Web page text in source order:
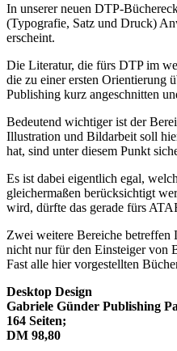
In unserer neuen DTP-
(Typografie, Satz und Druck)
erscheint.
Die Literatur, die fürs DTP im
die zu einer ersten Orientierung
Publishing kurz angeschnitten
Bedeutend wichtiger ist der
Illustration und Bildarbeit soll
hat, sind unter diesem Punkt
Es ist dabei eigentlich egal,
gleichermaßen berücksichtigt
wird, dürfte das gerade fürs
Zwei weitere Bereiche betreffen
nicht nur für den Einsteiger von
Fast alle hier vorgestellten
Desktop Design
Gabriele Günder Publishing
164 Seiten;
DM 98,80